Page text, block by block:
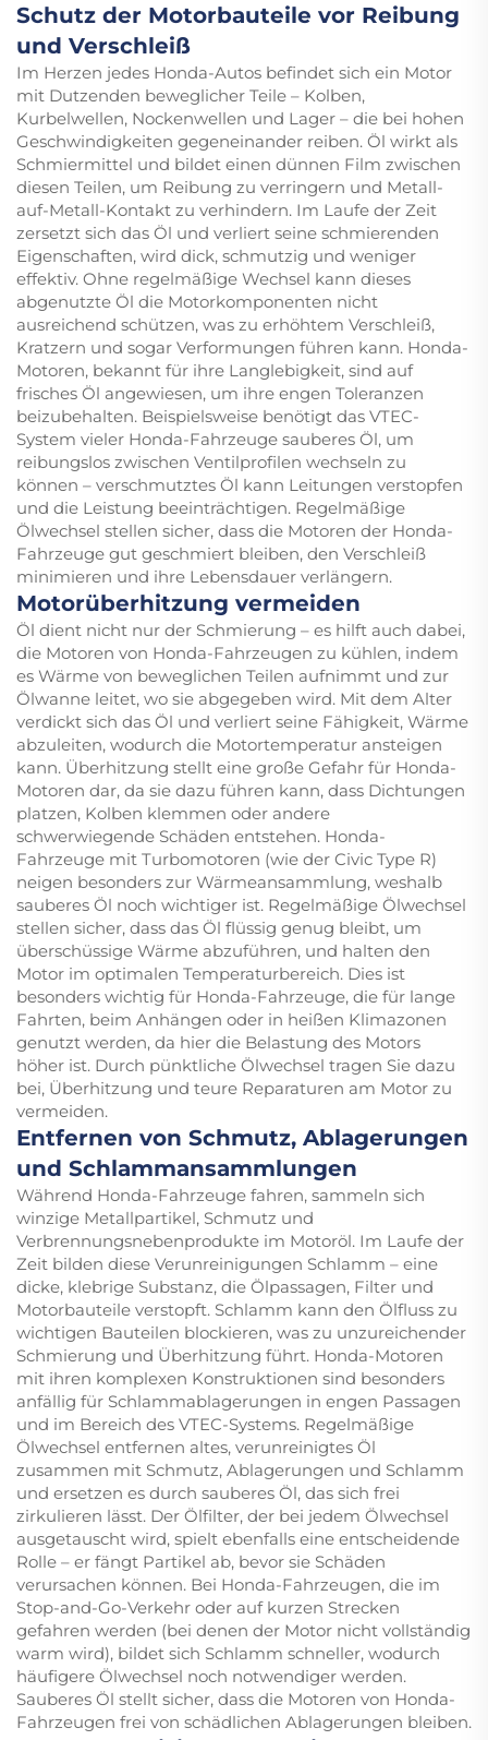
Schutz der Motorbauteile vor Reibung
und Verschleiß
Im Herzen jedes Honda-Autos befindet sich ein Motor
mit Dutzenden beweglicher Teile – Kolben,
Kurbelwellen, Nockenwellen und Lager – die bei hohen
Geschwindigkeiten gegeneinander reiben. Öl wirkt als
Schmiermittel und bildet einen dünnen Film zwischen
diesen Teilen, um Reibung zu verringern und Metall-
auf-Metall-Kontakt zu verhindern. Im Laufe der Zeit
zersetzt sich das Öl und verliert seine schmierenden
Eigenschaften, wird dick, schmutzig und weniger
effektiv. Ohne regelmäßige Wechsel kann dieses
abgenutzte Öl die Motorkomponenten nicht
ausreichend schützen, was zu erhöhtem Verschleiß,
Kratzern und sogar Verformungen führen kann. Honda-
Motoren, bekannt für ihre Langlebigkeit, sind auf
frisches Öl angewiesen, um ihre engen Toleranzen
beizubehalten. Beispielsweise benötigt das VTEC-
System vieler Honda-Fahrzeuge sauberes Öl, um
reibungslos zwischen Ventilprofilen wechseln zu
können – verschmutztes Öl kann Leitungen verstopfen
und die Leistung beeinträchtigen. Regelmäßige
Ölwechsel stellen sicher, dass die Motoren der Honda-
Fahrzeuge gut geschmiert bleiben, den Verschleiß
minimieren und ihre Lebensdauer verlängern.
Motorüberhitzung vermeiden
Öl dient nicht nur der Schmierung – es hilft auch dabei,
die Motoren von Honda-Fahrzeugen zu kühlen, indem
es Wärme von beweglichen Teilen aufnimmt und zur
Ölwanne leitet, wo sie abgegeben wird. Mit dem Alter
verdickt sich das Öl und verliert seine Fähigkeit, Wärme
abzuleiten, wodurch die Motortemperatur ansteigen
kann. Überhitzung stellt eine große Gefahr für Honda-
Motoren dar, da sie dazu führen kann, dass Dichtungen
platzen, Kolben klemmen oder andere
schwerwiegende Schäden entstehen. Honda-
Fahrzeuge mit Turbomotoren (wie der Civic Type R)
neigen besonders zur Wärmeansammlung, weshalb
sauberes Öl noch wichtiger ist. Regelmäßige Ölwechsel
stellen sicher, dass das Öl flüssig genug bleibt, um
überschüssige Wärme abzuführen, und halten den
Motor im optimalen Temperaturbereich. Dies ist
besonders wichtig für Honda-Fahrzeuge, die für lange
Fahrten, beim Anhängen oder in heißen Klimazonen
genutzt werden, da hier die Belastung des Motors
höher ist. Durch pünktliche Ölwechsel tragen Sie dazu
bei, Überhitzung und teure Reparaturen am Motor zu
vermeiden.
Entfernen von Schmutz, Ablagerungen
und Schlammansammlungen
Während Honda-Fahrzeuge fahren, sammeln sich
winzige Metallpartikel, Schmutz und
Verbrennungsnebenprodukte im Motoröl. Im Laufe der
Zeit bilden diese Verunreinigungen Schlamm – eine
dicke, klebrige Substanz, die Ölpassagen, Filter und
Motorbauteile verstopft. Schlamm kann den Ölfluss zu
wichtigen Bauteilen blockieren, was zu unzureichender
Schmierung und Überhitzung führt. Honda-Motoren
mit ihren komplexen Konstruktionen sind besonders
anfällig für Schlammablagerungen in engen Passagen
und im Bereich des VTEC-Systems. Regelmäßige
Ölwechsel entfernen altes, verunreinigtes Öl
zusammen mit Schmutz, Ablagerungen und Schlamm
und ersetzen es durch sauberes Öl, das sich frei
zirkulieren lässt. Der Ölfilter, der bei jedem Ölwechsel
ausgetauscht wird, spielt ebenfalls eine entscheidende
Rolle – er fängt Partikel ab, bevor sie Schäden
verursachen können. Bei Honda-Fahrzeugen, die im
Stop-and-Go-Verkehr oder auf kurzen Strecken
gefahren werden (bei denen der Motor nicht vollständig
warm wird), bildet sich Schlamm schneller, wodurch
häufigere Ölwechsel noch notwendiger werden.
Sauberes Öl stellt sicher, dass die Motoren von Honda-
Fahrzeugen frei von schädlichen Ablagerungen bleiben.